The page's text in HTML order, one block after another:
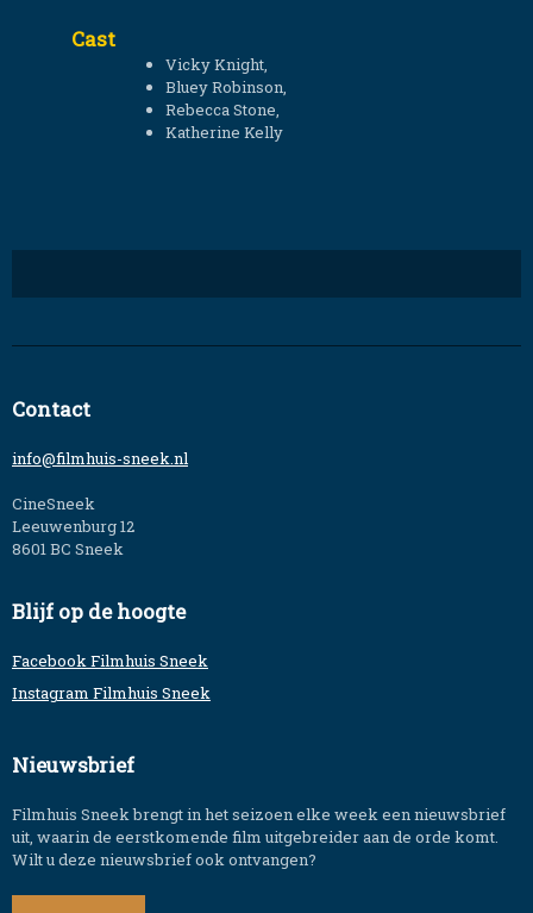
Cast
Vicky Knight,
Bluey Robinson,
Rebecca Stone,
Katherine Kelly
Contact
info@filmhuis-sneek.nl
CineSneek
Leeuwenburg 12
8601 BC Sneek
Blijf op de hoogte
Facebook Filmhuis Sneek
Instagram Filmhuis Sneek
Nieuwsbrief
Filmhuis Sneek brengt in het seizoen elke week een nieuwsbrief
uit, waarin de eerstkomende film uitgebreider aan de orde komt.
Wilt u deze nieuwsbrief ook ontvangen?